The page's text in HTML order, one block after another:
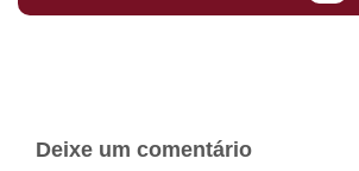
Deixe um comentário